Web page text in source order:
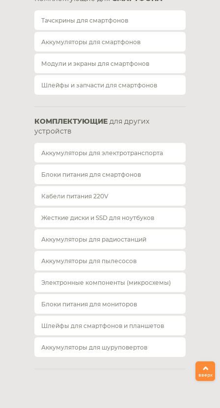
Тачскрины для смартфонов
Аккумуляторы для смартфонов
Модули и экраны для смартфонов
Шлейфы и запчасти для смартфонов
КОМПЛЕКТУЮЩИЕ для других
устройств
Аккумуляторы для электротранспорта
Блоки питания для смартфонов
Кабели питания 220V
Жесткие диски и SSD для ноутбуков
Аккумуляторы для радиостанций
Аккумуляторы для пылесосов
Электронные компоненты (микросхемы)
Блоки питания для мониторов
Шлейфы для смартфонов и планшетов
Аккумуляторы для шуруповертов
вверх